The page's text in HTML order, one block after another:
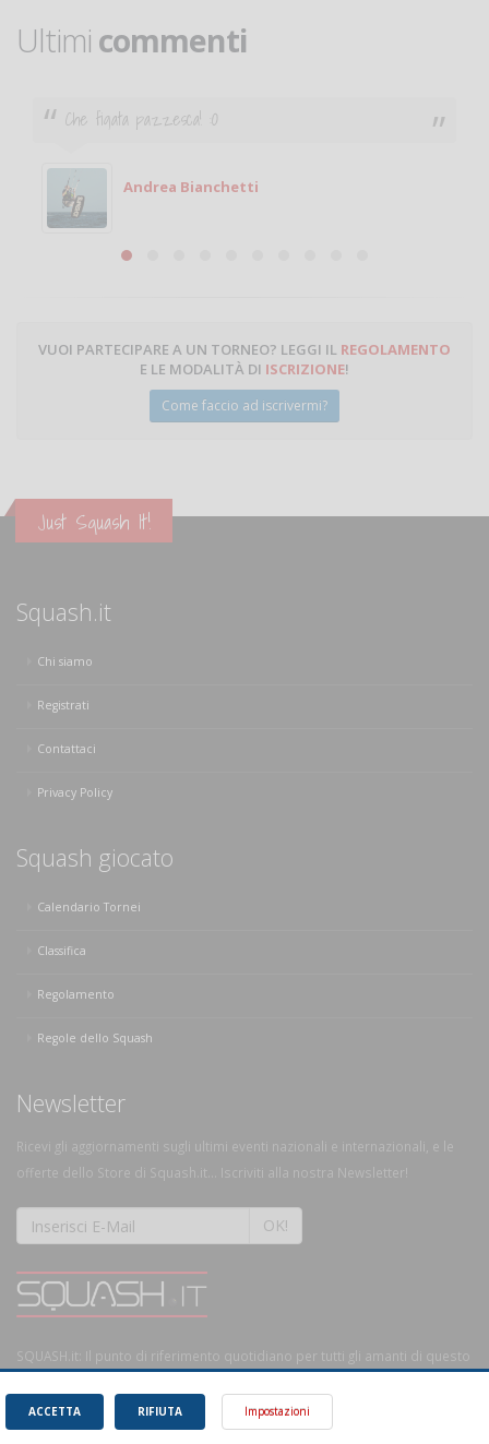
Ultimi commenti
Che figata pazzesca! :O
Andrea Bianchetti
VUOI PARTECIPARE A UN TORNEO? LEGGI IL REGOLAMENTO
E LE MODALITÀ DI ISCRIZIONE!
Come faccio ad iscrivermi?
Just Squash It!
Squash.it
Chi siamo
Registrati
Contattaci
Privacy Policy
Squash giocato
Calendario Tornei
Classifica
Regolamento
Regole dello Squash
Newsletter
Ricevi gli aggiornamenti sugli ultimi eventi nazionali e internazionali, e le
offerte dello Store di Squash.it... Iscriviti alla nostra Newsletter!
OK!
SQUASH.it: Il punto di riferimento quotidiano per tutti gli amanti di questo
RIFIUTA
ACCETTA Impostazioni